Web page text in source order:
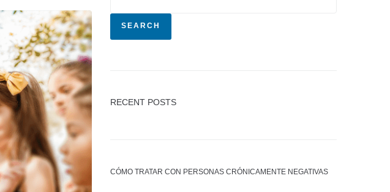
SEARCH
RECENT POSTS
CÓMO TRATAR CON PERSONAS CRÓNICAMENTE NEGATIVAS